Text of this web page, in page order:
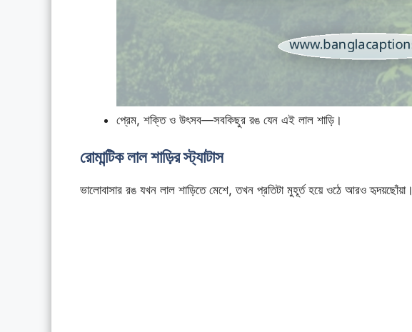
প্রেম, শক্তি ও উৎসব—সবকিছুর রঙ যেন এই লাল শাড়ি।
রোমান্টিক লাল শাড়ির স্ট্যাটাস
ভালোবাসার রঙ যখন লাল শাড়িতে মেশে, তখন প্রতিটা মুহূর্ত হয়ে ওঠে আরও হৃদয়ছোঁয়া।